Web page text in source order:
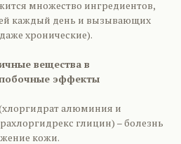
множество ингредиентов,
каждый день и вызывающих
хронические).
вещества в
эффекты
алюминия и
глицин) – болезнь
кожи.